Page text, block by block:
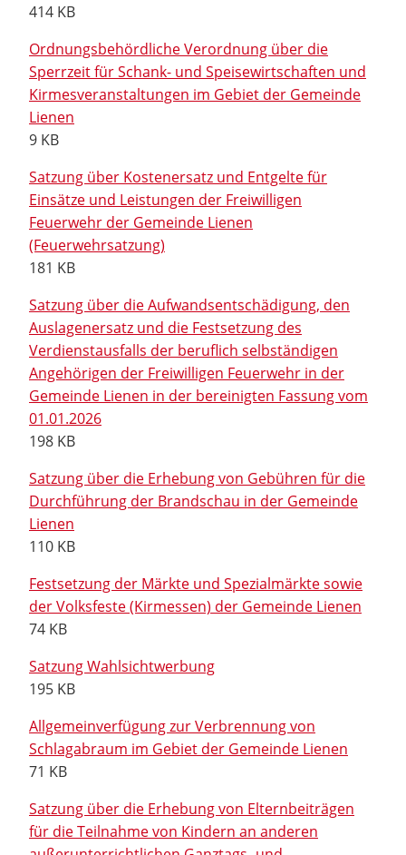
414 KB
Ordnungsbehördliche Verordnung über die
Sperrzeit für Schank- und Speisewirtschaften und
Kirmesveranstaltungen im Gebiet der Gemeinde
Lienen
9 KB
Satzung über Kostenersatz und Entgelte für
Einsätze und Leistungen der Freiwilligen
Feuerwehr der Gemeinde Lienen
(Feuerwehrsatzung)
181 KB
Satzung über die Aufwandsentschädigung, den
Auslagenersatz und die Festsetzung des
Verdienstausfalls der beruflich selbständigen
Angehörigen der Freiwilligen Feuerwehr in der
Gemeinde Lienen in der bereinigten Fassung vom
01.01.2026
198 KB
Satzung über die Erhebung von Gebühren für die
Durchführung der Brandschau in der Gemeinde
Lienen
110 KB
Festsetzung der Märkte und Spezialmärkte sowie
der Volksfeste (Kirmessen) der Gemeinde Lienen
74 KB
Satzung Wahlsichtwerbung
195 KB
Allgemeinverfügung zur Verbrennung von
Schlagabraum im Gebiet der Gemeinde Lienen
71 KB
Satzung über die Erhebung von Elternbeiträgen
für die Teilnahme von Kindern an anderen